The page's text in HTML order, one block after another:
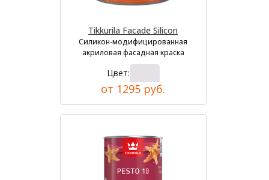
Tikkurila Facade Silicon
Силикон-модифицированная
акриловая фасадная краска
Цвет:
от 1295 руб.